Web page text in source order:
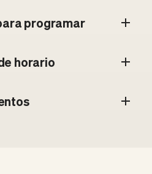
programar
horario